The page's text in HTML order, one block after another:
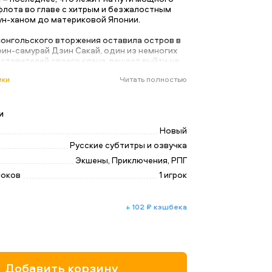
во главе с хитрым и безжалостным
ханом до материковой Японии.
вторжения оставила остров в
самурай Дзин Сакай, один из немногих
своего клана, решает выйти на
свой народ и прогнать врагов с родных
– и выиграть кровавую войну за
купить в магазинах Бруталити или
Читать полностью
Новый
Русские субтитры и озвучка
Экшены, Приключения, РПГ
1 игрок
+ 102 ₽ кэшбека
Добавить корзину